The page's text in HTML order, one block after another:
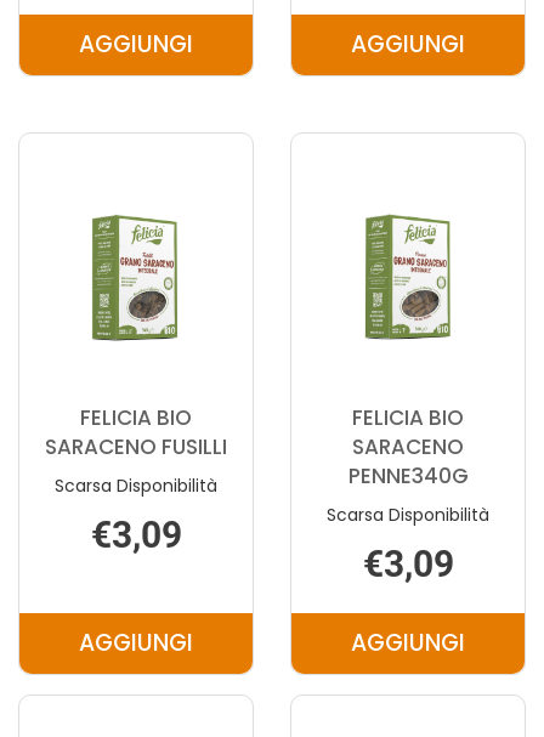
AGGIUNGIAGGIUNGI FELICIA
RISO
CARRELLO
AGGIUNGIAGGIUNGI
RISO
CARRELLO
FELICIA BIO
SARACENO FUSILLI
Scarsa Disponibilità
€3,09
AGGIUNGIAGGIUNGI FELICIA
BIO
FELICIA BIO
SARACENO
PENNE340G
Scarsa Disponibilità
€3,09
AGGIUNGIAGGIUNGI
BIO